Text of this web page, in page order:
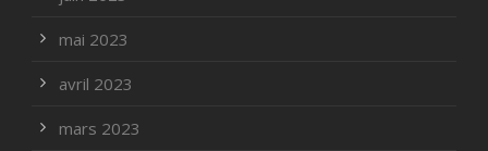
mai 2023
avril 2023
mars 2023